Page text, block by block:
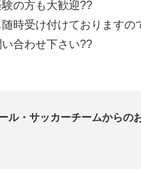
の方も大歓迎??
時受け付けておりますの
合わせ下さい??
ル・サッカーチームからの